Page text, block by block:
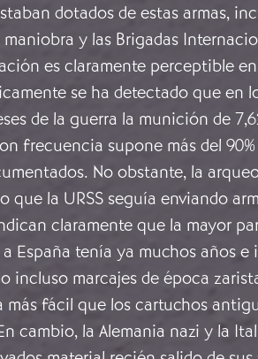
dotados de estas armas,
y las Brigadas
es claramente perceptible
se ha detectado que en
de la guerra la munición de
frecuencia supone más del
No obstante, la
que la URSS seguía enviando
claramente que la mayor
España tenía ya muchos años e
incluso marcajes de época
más fácil que los cartuchos
cambio, la Alemania nazi y la